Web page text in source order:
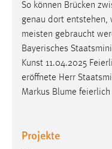
So können Brücken
genau dort entstehen,
meisten gebraucht
Bayerisches
Kunst 11.04.2025
eröffnete Herr
Markus Blume feierlich
Projekte